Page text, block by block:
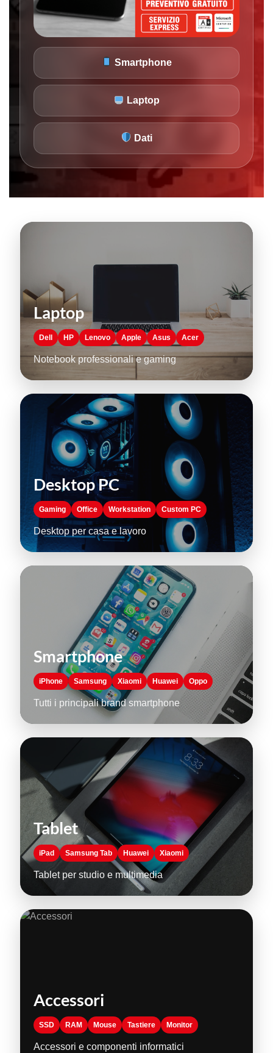
Smartphone
Laptop
Dati
Laptop
Dell HP Lenovo Apple Asus Acer
Notebook professionali e gaming
Desktop PC
Gaming Office Workstation Custom PC
Desktop per casa e lavoro
Smartphone
iPhone Samsung Xiaomi Huawei Oppo
Tutti i principali brand smartphone
Tablet
iPad Samsung Tab Huawei Xiaomi
Tablet per studio e multimedia
Accessori
SSD RAM Mouse Tastiere Monitor
Accessori e componenti informatici